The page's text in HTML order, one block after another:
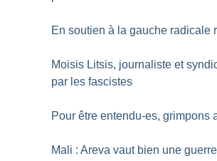
En soutien à la gauche radicale
Moisis Litsis, journaliste et
par les fascistes
Pour être entendu-es, grimpons
Mali : Areva vaut bien une guerre